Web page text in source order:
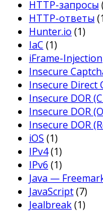
HTTP-запросы
HTTP-ответы
Hunter.io (1)
IaC (1)
iFrame-Injection
Insecure
Insecure Direct
Insecure DOR
Insecure DOR
Insecure DOR
iOS (1)
IPv4(1)
IPv6 (1)
Java —
JavaScript(7)
Jealbreak(1)